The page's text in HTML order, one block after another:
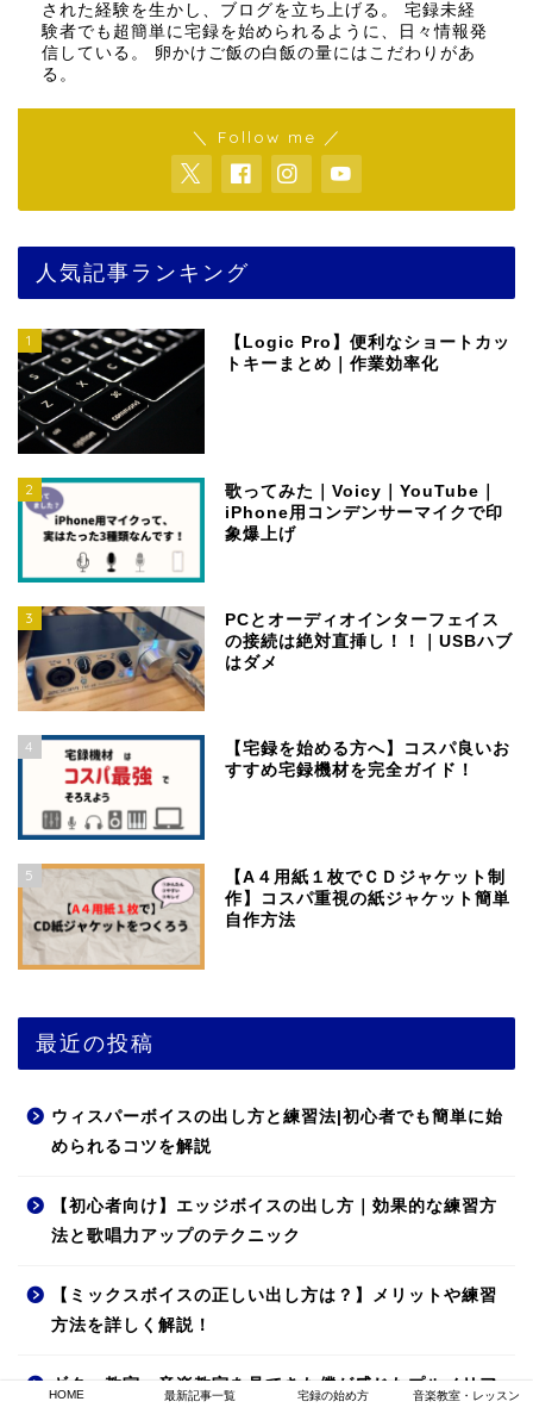
された経験を生かし、ブログを立ち上げる。 宅録未経
験者でも超簡単に宅録を始められるように、日々情報発
信している。 卵かけご飯の白飯の量にはこだわりがあ
る。
＼ Follow me ／
人気記事ランキング
1
【Logic Pro】便利なショートカッ
トキーまとめ｜作業効率化
2
歌ってみた｜Voicy｜YouTube｜
iPhone用コンデンサーマイクで印
象爆上げ
3
PCとオーディオインターフェイス
の接続は絶対直挿し！！｜USBハブ
はダメ
4
【宅録を始める方へ】コスパ良いお
すすめ宅録機材を完全ガイド！
5
【A４用紙１枚でＣＤジャケット制
作】コスパ重視の紙ジャケット簡単
自作方法
最近の投稿
ウィスパーボイスの出し方と練習法|初心者でも簡単に始
められるコツを解説
【初心者向け】エッジボイスの出し方｜効果的な練習方
法と歌唱力アップのテクニック
【ミックスボイスの正しい出し方は？】メリットや練習
方法を詳しく解説！
ギター教室・音楽教室を見てきた僕が感じたプルメリア
HOME 最新記事一覧 宅録の始め方 音楽教室・レッスン